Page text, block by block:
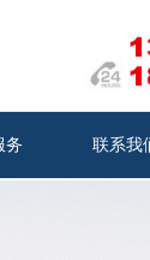
务 联系我